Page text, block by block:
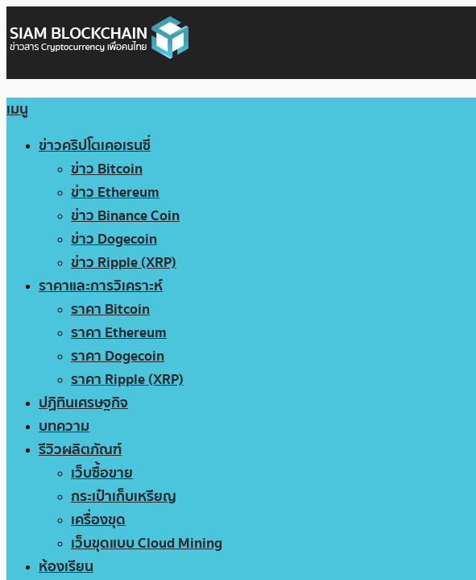
เมนู
ข่าวคริปโตเคอเรนซี่
ข่าว Bitcoin
ข่าว Ethereum
ข่าว Binance Coin
ข่าว Dogecoin
ข่าว Ripple (XRP)
ราคาและการวิเคราะห์
ราคา Bitcoin
ราคา Ethereum
ราคา Dogecoin
ราคา Ripple (XRP)
ปฏิทินเศรษฐกิจ
บทความ
รีวิวผลิตภัณฑ์
เว็บซื้อขาย
กระเป๋าเก็บเหรียญ
เครื่องขุด
เว็บขุดแบบ Cloud Mining
ห้องเรียน